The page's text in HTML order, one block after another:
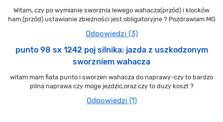
Witam, czy po wymianie sworznia lewego wahacza(przód) i klocków
ham.(przód) ustawianie zbieżności jest obligatoryjne ? Pozdrawiam MG
Odpowiedzi (3)
punto 98 sx 1242 poj silnika: jazda z uszkodzonym
sworzniem wahacza
witam mam fiata punto i sworzen wahacza do naprawy-czy to bardzo
pilna naprawa czy moge jezdzic,oraz czy to duzy koszt ?
Odpowiedzi (1)